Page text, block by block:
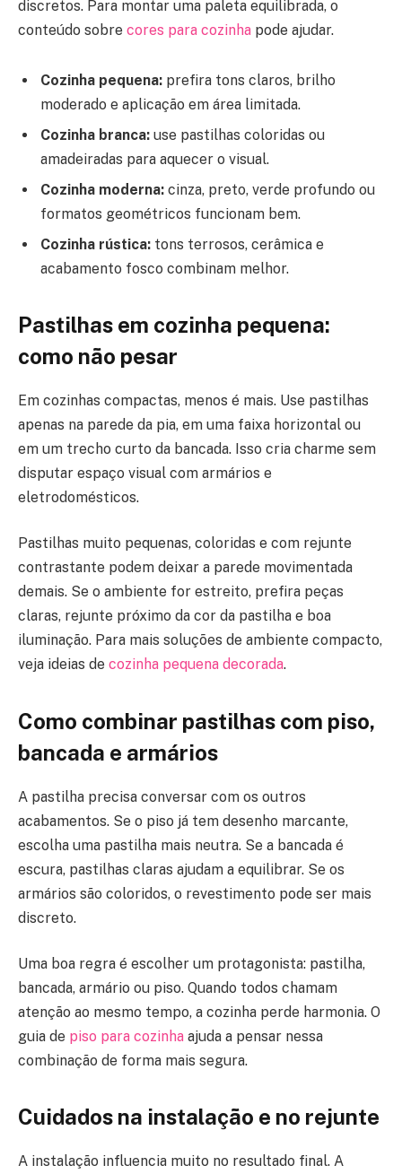
discretos. Para montar uma paleta equilibrada, o
conteúdo sobre cores para cozinha pode ajudar.
Cozinha pequena: prefira tons claros, brilho
moderado e aplicação em área limitada.
Cozinha branca: use pastilhas coloridas ou
amadeiradas para aquecer o visual.
Cozinha moderna: cinza, preto, verde profundo ou
formatos geométricos funcionam bem.
Cozinha rústica: tons terrosos, cerâmica e
acabamento fosco combinam melhor.
Pastilhas em cozinha pequena:
como não pesar
Em cozinhas compactas, menos é mais. Use pastilhas
apenas na parede da pia, em uma faixa horizontal ou
em um trecho curto da bancada. Isso cria charme sem
disputar espaço visual com armários e
eletrodomésticos.
Pastilhas muito pequenas, coloridas e com rejunte
contrastante podem deixar a parede movimentada
demais. Se o ambiente for estreito, prefira peças
claras, rejunte próximo da cor da pastilha e boa
iluminação. Para mais soluções de ambiente compacto,
veja ideias de cozinha pequena decorada.
Como combinar pastilhas com piso,
bancada e armários
A pastilha precisa conversar com os outros
acabamentos. Se o piso já tem desenho marcante,
escolha uma pastilha mais neutra. Se a bancada é
escura, pastilhas claras ajudam a equilibrar. Se os
armários são coloridos, o revestimento pode ser mais
discreto.
Uma boa regra é escolher um protagonista: pastilha,
bancada, armário ou piso. Quando todos chamam
atenção ao mesmo tempo, a cozinha perde harmonia. O
guia de piso para cozinha ajuda a pensar nessa
combinação de forma mais segura.
Cuidados na instalação e no rejunte
A instalação influencia muito no resultado final. A